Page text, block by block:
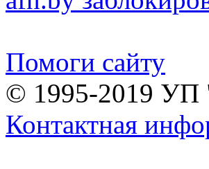
Помоги сайту
© 1995-2019 УП
Контактная